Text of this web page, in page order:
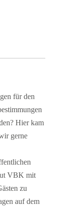
für den
Hier kam
gerne
VBK mit
zu
auf dem